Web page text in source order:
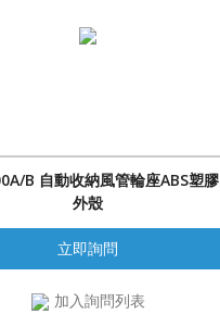
B 自動收納風管輪座ABS塑膠
外殼
立即詢問
加入詢問列表